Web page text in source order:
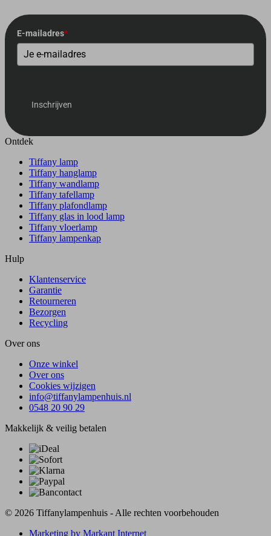
E-mailadres*
Inschrijven
Ontdek
Tiffany lamp
Tiffany hanglamp
Tiffany wandlamp
Tiffany tafellamp
Tiffany plafondlamp
Tiffany glas in lood lamp
Tiffany vloerlamp
Tiffany lampenkap
Hulp
Klantenservice
Garantie
Retourneren
Bezorgen
Recycling
Over ons
Onze winkel
Over ons
Cookies wijzigen
info@tiffanylampenhuis.nl
0548 20 90 29
Makkelijk & veilig betalen
© 2026 Tiffanylampenhuis - Alle rechten voorbehouden
Marketing by Markant Internet